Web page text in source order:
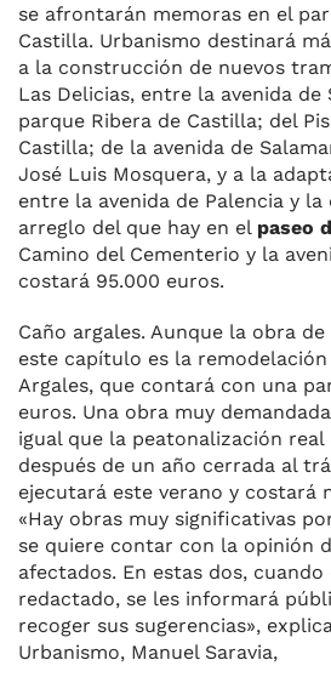
se afrontarán memoras en el
Castilla. Urbanismo destinará
a la construcción de nuevos
Las Delicias, entre la avenida de
parque Ribera de Castilla; del
Castilla; de la avenida de
José Luis Mosquera, y a la
entre la avenida de Palencia y la
arreglo del que hay en el paseo
Camino del Cementerio y la
costará 95.000 euros.
Caño argales. Aunque la obra
este capítulo es la
Argales, que contará con una
euros. Una obra muy
igual que la peatonalización real
después de un año cerrada al
ejecutará este verano y costará
«Hay obras muy significativas
se quiere contar con la opinión
afectados. En estas dos,
redactado, se les informará
recoger sus sugerencias»,
Urbanismo, Manuel Saravia,